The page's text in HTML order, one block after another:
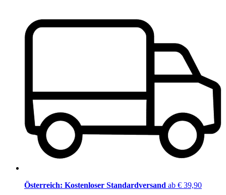
Österreich: Kostenloser Standardversand ab € 39,90